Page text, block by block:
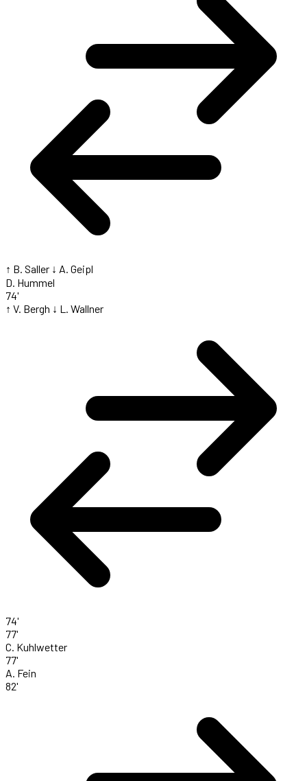
↑ B. Saller ↓ A. Geipl
D. Hummel
74'
↑ V. Bergh ↓ L. Wallner
74'
77'
C. Kuhlwetter
77'
A. Fein
82'